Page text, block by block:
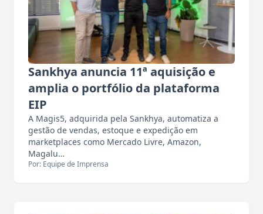
Sankhya anuncia 11ª aquisição e
amplia o portfólio da plataforma
EIP
A Magis5, adquirida pela Sankhya, automatiza a
gestão de vendas, estoque e expedição em
marketplaces como Mercado Livre, Amazon,
Magalu…
Por: Equipe de Imprensa